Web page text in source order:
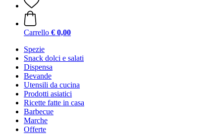
Carrello € 0,00
Spezie
Snack dolci e salati
Dispensa
Bevande
Utensili da cucina
Prodotti asiatici
Ricette fatte in casa
Barbecue
Marche
Offerte